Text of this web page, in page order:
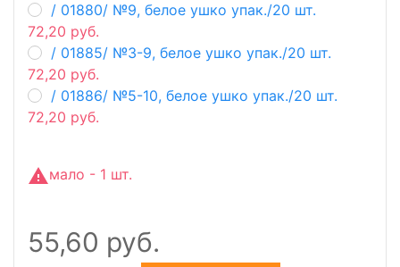
/ 01880/ №9, белое ушко упак./20 шт.
72,20 руб.
/ 01885/ №3-9, белое ушко упак./20 шт.
72,20 руб.
/ 01886/ №5-10, белое ушко упак./20 шт.
72,20 руб.
мало - 1 шт.
55,60 руб.